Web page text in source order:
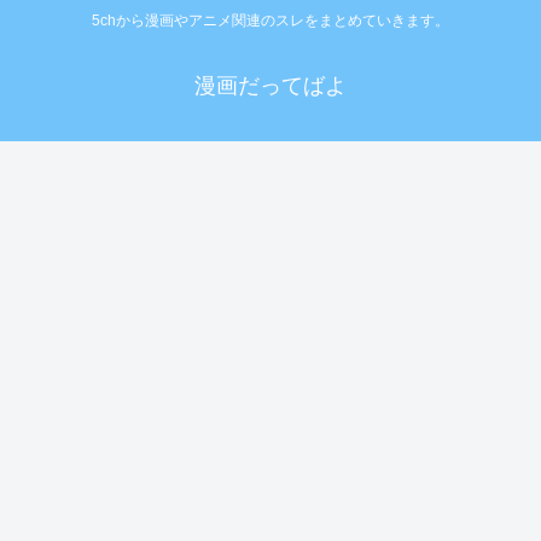
5chから漫画やアニメ関連のスレをまとめていきます。
漫画だってばよ